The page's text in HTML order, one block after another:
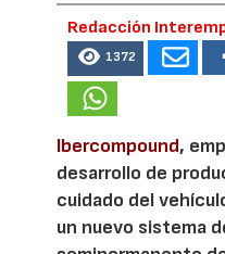
Redacción
1372
Ibercompound,
desarrollo de
cuidado del
un nuevo sistema